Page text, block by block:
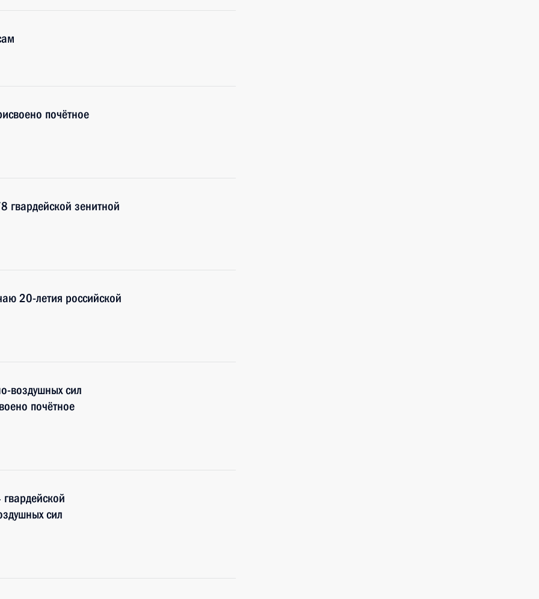
почётное
гвардейской зенитной
20-летия российской
воздушных сил
почётное
сил